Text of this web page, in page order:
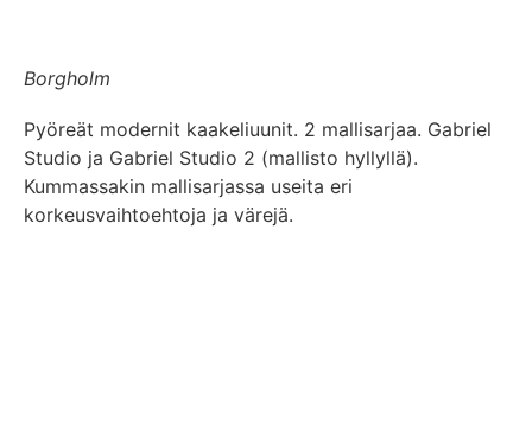
Borgholm
Pyöreät modernit kaakeliuunit. 2 mallisarjaa. Gabriel
Studio ja Gabriel Studio 2 (mallisto hyllyllä).
Kummassakin mallisarjassa useita eri
korkeusvaihtoehtoja ja värejä.